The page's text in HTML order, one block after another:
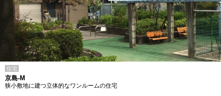
住宅
京島-M
狭小敷地に建つ立体的なワンルームの住宅